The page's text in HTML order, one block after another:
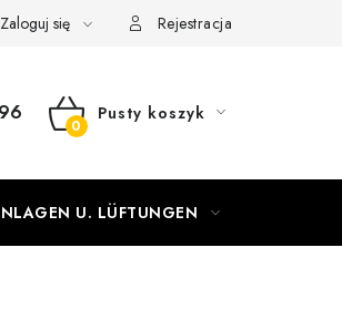
Zaloguj się Rejestracja
KOSZYK
Pusty koszyk
U. LÜFTUNGEN